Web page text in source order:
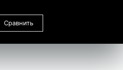
Сравнить